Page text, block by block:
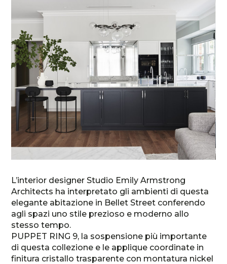
L’interior designer Studio Emily Armstrong
Architects ha interpretato gli ambienti di questa
elegante abitazione in Bellet Street conferendo
agli spazi uno stile prezioso e moderno allo
stesso tempo.
PUPPET RING 9, la sospensione più importante
di questa collezione e le applique coordinate in
finitura cristallo trasparente con montatura nickel